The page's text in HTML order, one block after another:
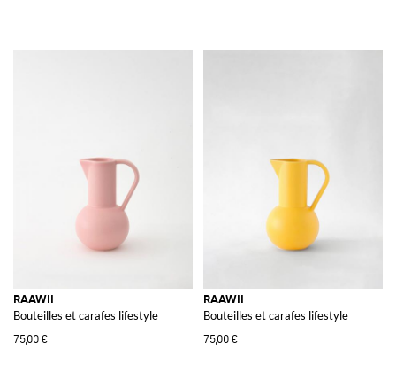
RAAWII
Bouteilles et carafes lifestyle
75,00 €
RAAWII
Bouteilles et carafes lifestyle
75,00 €